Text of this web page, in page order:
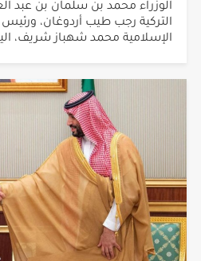
الوزراء محمد بن سلمان بن عبد
التركية رجب طيب أردوغان،
الإسلامية محمد شهباز شريف،